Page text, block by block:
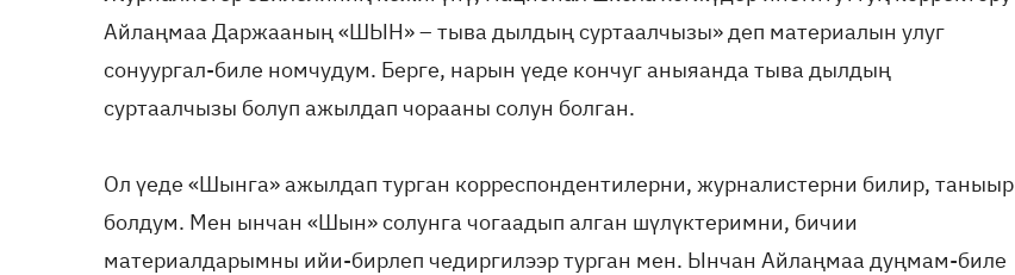
Айлаңмаа Даржааның «ШЫН» – тыва дылдың суртаалчызы» деп материалын улуг
сонуургал-биле номчудум. Берге, нарын үеде кончуг аныяанда тыва дылдың
суртаалчызы болуп ажылдап чорааны солун болган.
Ол үеде «Шынга» ажылдап турган корреспондентилерни, журналистерни билир, таныыр
болдум. Мен ынчан «Шын» солунга чогаадып алган шүлүктеримни, бичии
материалдарымны ийи-бирлеп чедиргилээр турган мен. Ынчан Айлаңмаа дуңмам-биле